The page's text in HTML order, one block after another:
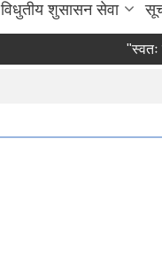
विधुतीय शुसासन सेवा
"स्वतः